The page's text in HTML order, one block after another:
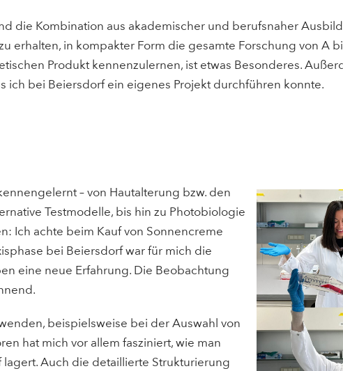
die Kombination aus akademischer und berufsnaher
erhalten, in kompakter Form die gesamte Forschung von A
Produkt kennenzulernen, ist etwas Besonderes.
ich bei Beiersdorf ein eigenes Projekt durchführen konnte.
– von Hautalterung bzw. den
Testmodelle, bis hin zu Photobiologie
Ich achte beim Kauf von Sonnencreme
bei Beiersdorf war für mich die
eine neue Erfahrung. Die Beobachtung
beispielsweise bei der Auswahl von
hat mich vor allem fasziniert, wie man
Auch die detaillierte Strukturierung